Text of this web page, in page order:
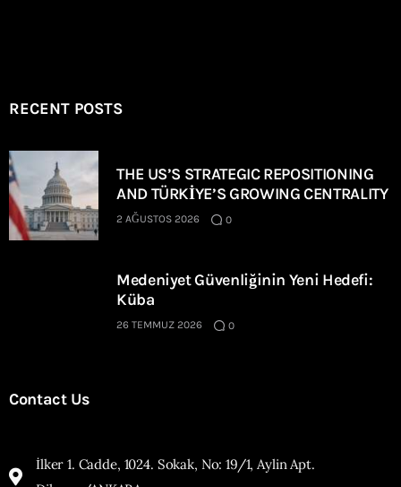
RECENT POSTS
THE US’S STRATEGIC REPOSITIONING
AND TÜRKİYE’S GROWING CENTRALITY
2 AĞUSTOS 2026 0
Medeniyet Güvenliğinin Yeni Hedefi:
Küba
26 TEMMUZ 2026 0
Contact Us
İlker 1. Cadde, 1024. Sokak, No: 19/1, Aylin Apt.